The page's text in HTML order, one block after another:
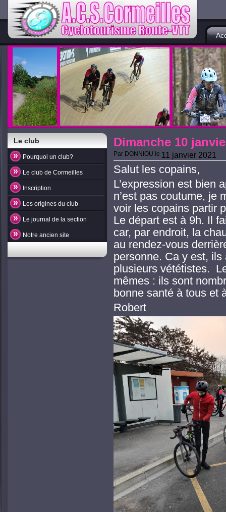
Le club
Pourquoi un club?
Le club de Cormeilles
Inscription
Les origines du club
Le journal de la section
Notre ancien site
Dimanche 10
Par DONNIOU le 11 janvier 2021
Salut les copains,
L’expression est bien
n’est pas coutume, je
voir les copains partir
Le départ est à 9h. Il
car, par endroit, la
au rendez-vous
personne. Ca y est,
plusieurs vététistes.
mêmes : ils sont
bonne santé à tous et
Robert